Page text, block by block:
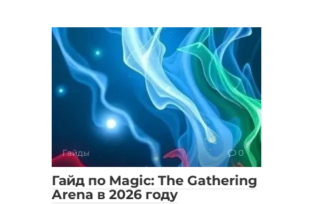
Гайды 0
Гайд по Magic: The Gathering
Arena в 2026 году